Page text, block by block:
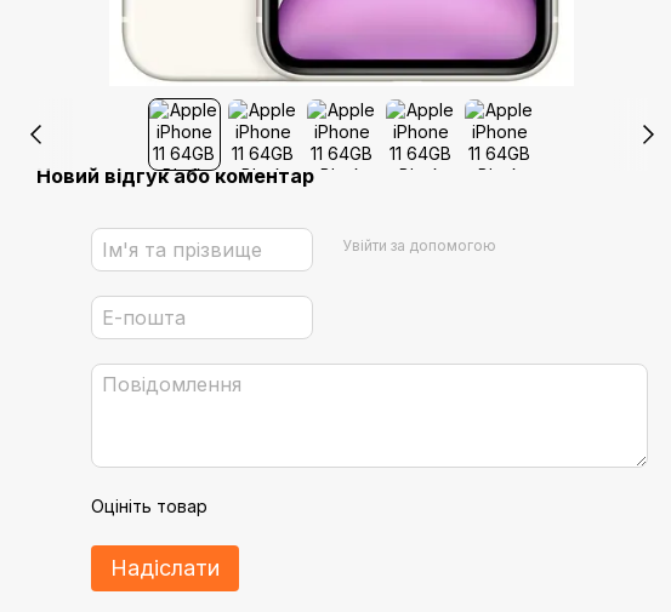
Новий відгук або коментар
Увійти за допомогою
Оцініть товар
Надіслати